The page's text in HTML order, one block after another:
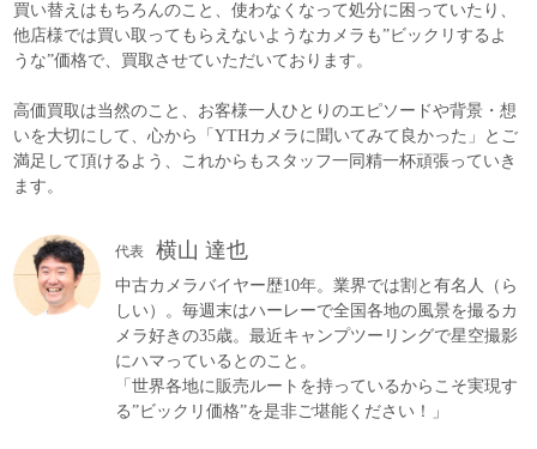
買い替えはもちろんのこと、使わなくなって処分に困っていたり、
他店様では買い取ってもらえないようなカメラも”ビックリするよ
うな”価格で、買取させていただいております。
高価買取は当然のこと、お客様一人ひとりのエピソードや背景・想
いを大切にして、心から「YTHカメラに聞いてみて良かった」とご
満足して頂けるよう、これからもスタッフ一同精一杯頑張っていき
ます。
代表 横山 達也
中古カメラバイヤー歴10年。業界では割と有名人（ら
しい）。毎週末はハーレーで全国各地の風景を撮るカ
メラ好きの35歳。最近キャンプツーリングで星空撮影
にハマっているとのこと。
「世界各地に販売ルートを持っているからこそ実現す
る”ビックリ価格”を是非ご堪能ください！」